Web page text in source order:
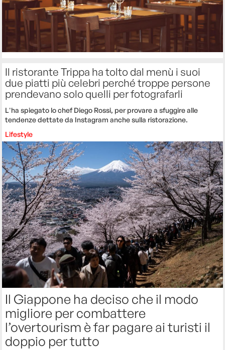
Il ristorante Trippa ha tolto dal menù i suoi
due piatti più celebri perché troppe persone
prendevano solo quelli per fotografarli
L'ha spiegato lo chef Diego Rossi, per provare a sfuggire alle
tendenze dettate da Instagram anche sulla ristorazione.
Lifestyle
Il Giappone ha deciso che il modo
migliore per combattere
l’overtourism è far pagare ai turisti il
doppio per tutto